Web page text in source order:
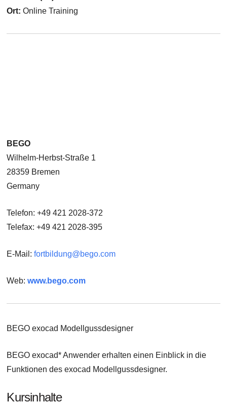
Ort:Online Training
BEGO
Wilhelm-Herbst-Straße 1
28359 Bremen
Germany
Telefon: +49 421 2028-372
Telefax: +49 421 2028-395
E-Mail:fortbildung@bego.com
Web:www.bego.com
BEGO exocad Modellgussdesigner
BEGO exocad* Anwender erhalten einen Einblick in die
Funktionen des exocad Modellgussdesigner.
Kursinhalte